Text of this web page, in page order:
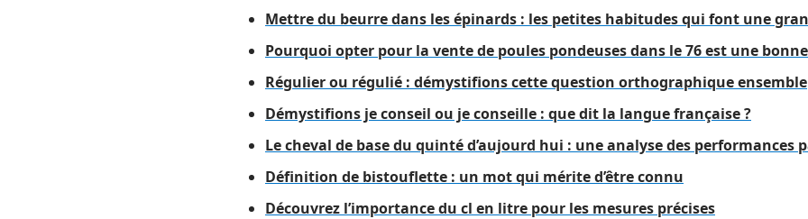
Mettre du beurre dans les épinards : les petites habitudes qui font une
Pourquoi opter pour la vente de poules pondeuses dans le 76 est une
Régulier ou régulié : démystifions cette question orthographique ensemble
Démystifions je conseil ou je conseille : que dit la langue française ?
Le cheval de base du quinté d’aujourd hui : une analyse des performances
Définition de bistouflette : un mot qui mérite d’être connu
Découvrez l’importance du cl en litre pour les mesures précises